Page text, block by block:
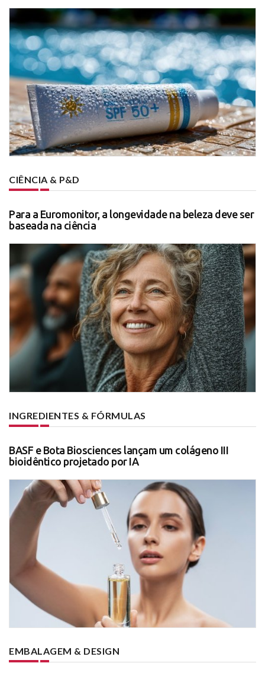
CIÊNCIA & P&D
Para a Euromonitor, a longevidade na beleza deve ser
baseada na ciência
INGREDIENTES & FÓRMULAS
BASF e Bota Biosciences lançam um colágeno III
bioidêntico projetado por IA
EMBALAGEM & DESIGN